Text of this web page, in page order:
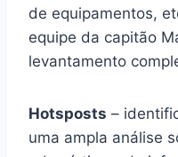
de equipamentos,
equipe da capitão
levantamento
Hotsposts –
uma ampla análise